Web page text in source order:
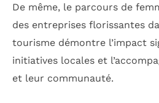
De même, le parcours de
des entreprises florissantes
tourisme démontre l’impact
initiatives locales et
et leur communauté.